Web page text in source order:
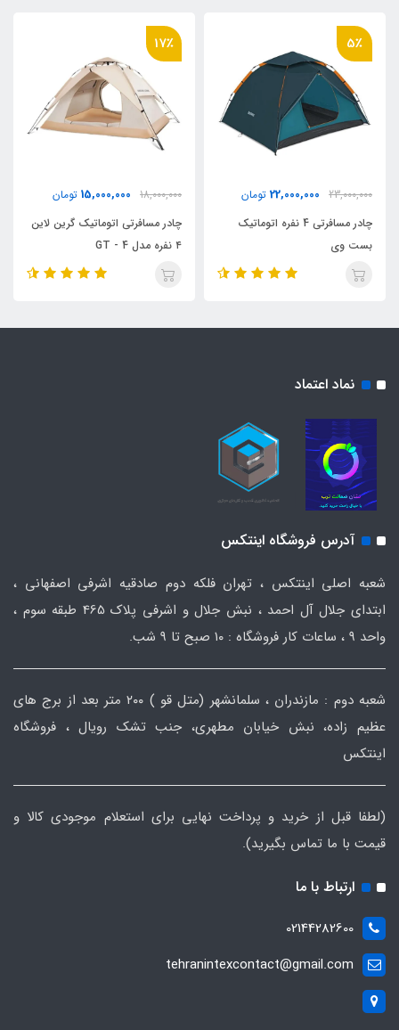
5٪
23,000,000
22,000,000 تومان
چادر مسافرتی 4 نفره اتوماتیک
بست وی
17٪
18,000,000
15,000,000 تومان
چادر مسافرتی اتوماتیک گرین لاین
۴ نفره مدل GT - 4
نماد اعتماد
آدرس فروشگاه اینتکس
شعبه اصلی اینتکس ، تهران فلکه دوم صادقیه اشرفی اصفهانی ،
ابتدای جلال آل احمد ، نبش جلال و اشرفی پلاک 465 طبقه سوم ،
واحد ۹ ، ساعات کار فروشگاه : ۱۰ صبح تا ۹ شب.
شعبه دوم : مازندران ، سلمانشهر (متل قو ) ۲۰۰ متر بعد از برج های
عظیم زاده، نبش خیابان مطهری، جنب تشک رویال ، فروشگاه
اینتکس
(لطفا قبل از خرید و پرداخت نهایی برای استعلام موجودی کالا و
قیمت با ما تماس بگیرید).
ارتباط با ما
02144282600
tehranintexcontact@gmail.com